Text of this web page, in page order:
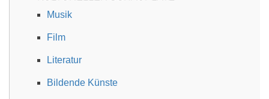
Musik
Film
Literatur
Bildende Künste